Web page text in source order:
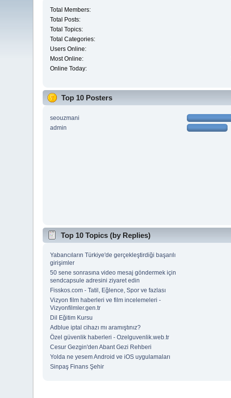
Total Members:
Total Posts:
Total Topics:
Total Categories:
Users Online:
Most Online:
Online Today:
Top 10 Posters
seouzmani
admin
Top 10 Topics (by Replies)
Yabancıların Türkiye'de gerçekleştirdiği başarılı
girişimler
50 sene sonrasına video mesaj göndermek için
sendcapsule adresini ziyaret edin
Fisskos.com - Tatil, Eğlence, Spor ve fazlası
Vizyon film haberleri ve film incelemeleri -
Vizyonfilmler.gen.tr
Dil Eğitim Kursu
Adblue iptal cihazı mı aramıştınız?
Özel güvenlik haberleri - Ozelguvenlik.web.tr
Cesur Gezgin'den Abant Gezi Rehberi
Yolda ne yesem Android ve iOS uygulamaları
Sinpaş Finans Şehir